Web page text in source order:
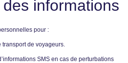
informations
pour :
de voyageurs.
SMS en cas de perturbations